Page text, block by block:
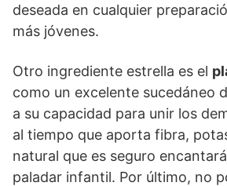
deseada en cualquier
más jóvenes.
Otro ingrediente estrella es el
como un excelente sucedáneo
a su capacidad para unir los
al tiempo que aporta fibra,
natural que es seguro
paladar infantil. Por último, no